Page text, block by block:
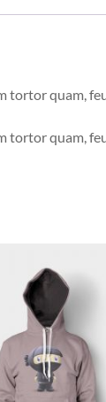
quam,
quam,